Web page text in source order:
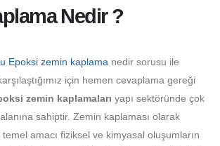
Nedir ?
Epoksi zemin kaplama nedir sorusu ile
için hemen cevaplama gereği
zemin kaplamaları yapı sektöründe çok
sahiptir. Zemin kaplaması olarak
temel amacı fiziksel ve kimyasal oluşumların